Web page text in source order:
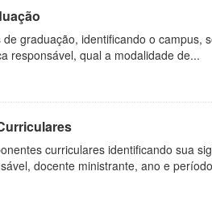
de graduação, identificando o
responsável, qual a modalidade de...
curriculares identificando sua
docente ministrante, ano e